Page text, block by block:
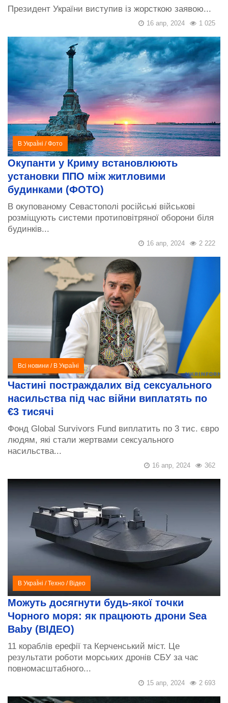
Президент України виступив із жорсткою заявою...
1 025
16 апр, 2024
В УкраЇні /Фото
Окупанти у Криму встановлюють
установки ППО між житловими
будинками (ФОТО)
В окупованому Севастополі російські військові
розміщують системи протиповітряної оборони біля
будинків...
2 222
16 апр, 2024
Всі новини / В УкраЇні
Частині постраждалих від сексуального
насильства під час війни виплатять по
€3 тисячі
Фонд Global Survivors Fund виплатить по 3 тис. євро
людям, які стали жертвами сексуального
насильства...
362
16 апр, 2024
В УкраЇні /Техно / Відео
Можуть досягнути будь-якої точки
Чорного моря: як працюють дрони Sea
Baby (ВІДЕО)
11 кораблів ерефії та Керченський міст. Це
результати роботи морських дронів СБУ за час
повномасштабного...
2 693
15 апр, 2024